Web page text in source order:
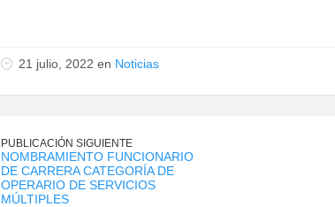
21 julio, 2022 en Noticias
PUBLICACIÓN SIGUIENTE
NOMBRAMIENTO FUNCIONARIO
DE CARRERA CATEGORÍA DE
OPERARIO DE SERVICIOS
MÚLTIPLES